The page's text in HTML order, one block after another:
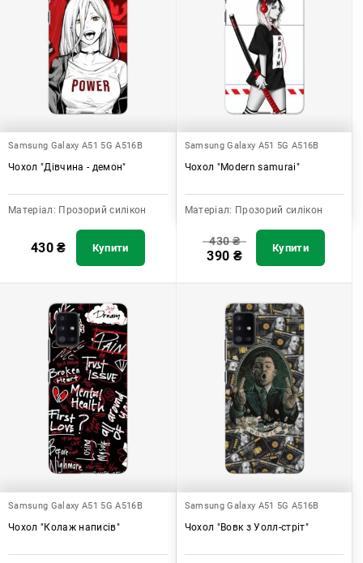
Samsung Galaxy A51 5G A516B
Чохол "Дівчина - демон"
Матеріал: Прозорий силікон
430₴ Купити
Samsung Galaxy A51 5G A516B
Чохол "Modern samurai"
Матеріал: Прозорий силікон
430₴
390 ₴ Купити
Samsung Galaxy A51 5G A516B
Чохол "Колаж написів"
Samsung Galaxy A51 5G A516B
Чохол "Вовк з Уолл-стріт"